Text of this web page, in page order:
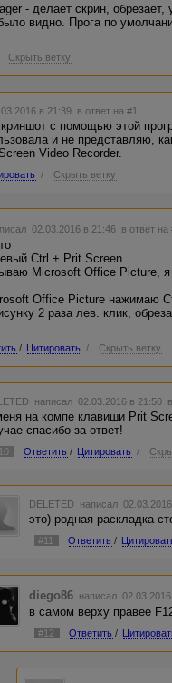
- делает скрин,
видно. Прога по
Скрыть ветку
в 21:39 в ответ на #1
с помощью этой
и не представляю,
Video Recorder.
/ Скрыть ветку
02.03.2016 в 21:46 в ответ на
Ctrl + Prit Screen
Microsoft Office Picture,
Office Picture нажимаю
2 раза лев. клик,
/ Цитировать / Скрыть ветку
написал 02.03.2016 в 21:50
на компе клавиши Prit
спасибо за ответ!
Ответить / Цитировать /
DELETED написал
это) родная раскладка
#11 Ответить /
diego86 написал
в самом верху правее
#12 Ответить /